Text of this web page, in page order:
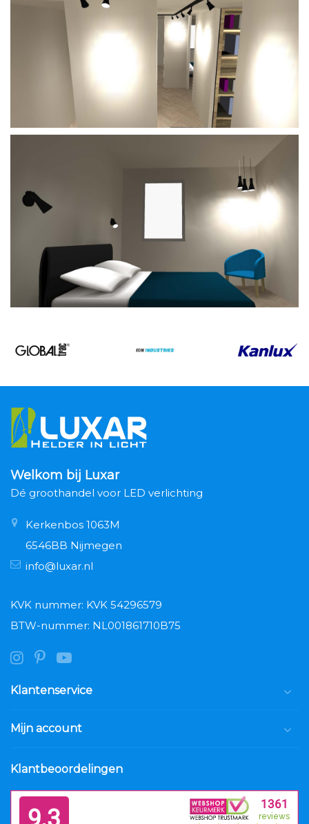
Welkom bij Luxar
Dé groothandel voor LED verlichting
Kerkenbos 1063M
6546BB Nijmegen
info@luxar.nl
KVK nummer: KVK 54296579
BTW-nummer: NL001861710B75
Klantenservice
Mijn account
Klantbeoordelingen